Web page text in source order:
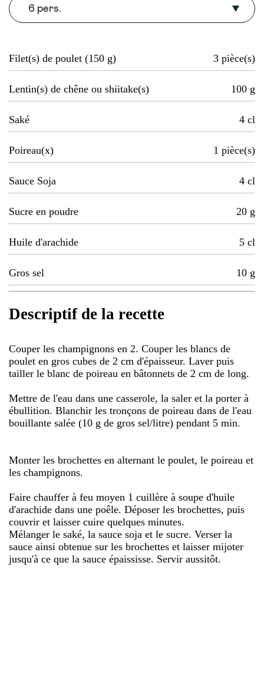
6 pers.
Filet(s) de poulet (150 g) 3 pièce(s)
Lentin(s) de chêne ou shiitake(s) 100 g
Saké 4 cl
Poireau(x) 1 pièce(s)
Sauce Soja 4 cl
Sucre en poudre 20 g
Huile d'arachide 5 cl
Gros sel 10 g
Descriptif de la recette
Couper les champignons en 2. Couper les blancs de
poulet en gros cubes de 2 cm d'épaisseur. Laver puis
tailler le blanc de poireau en bâtonnets de 2 cm de long.
Mettre de l'eau dans une casserole, la saler et la porter à
ébullition. Blanchir les tronçons de poireau dans de l'eau
bouillante salée (10 g de gros sel/litre) pendant 5 min.
Monter les brochettes en alternant le poulet, le poireau et
les champignons.
Faire chauffer à feu moyen 1 cuillère à soupe d'huile
d'arachide dans une poêle. Déposer les brochettes, puis
couvrir et laisser cuire quelques minutes.
Mélanger le saké, la sauce soja et le sucre. Verser la
sauce ainsi obtenue sur les brochettes et laisser mijoter
jusqu'à ce que la sauce épaississe. Servir aussitôt.